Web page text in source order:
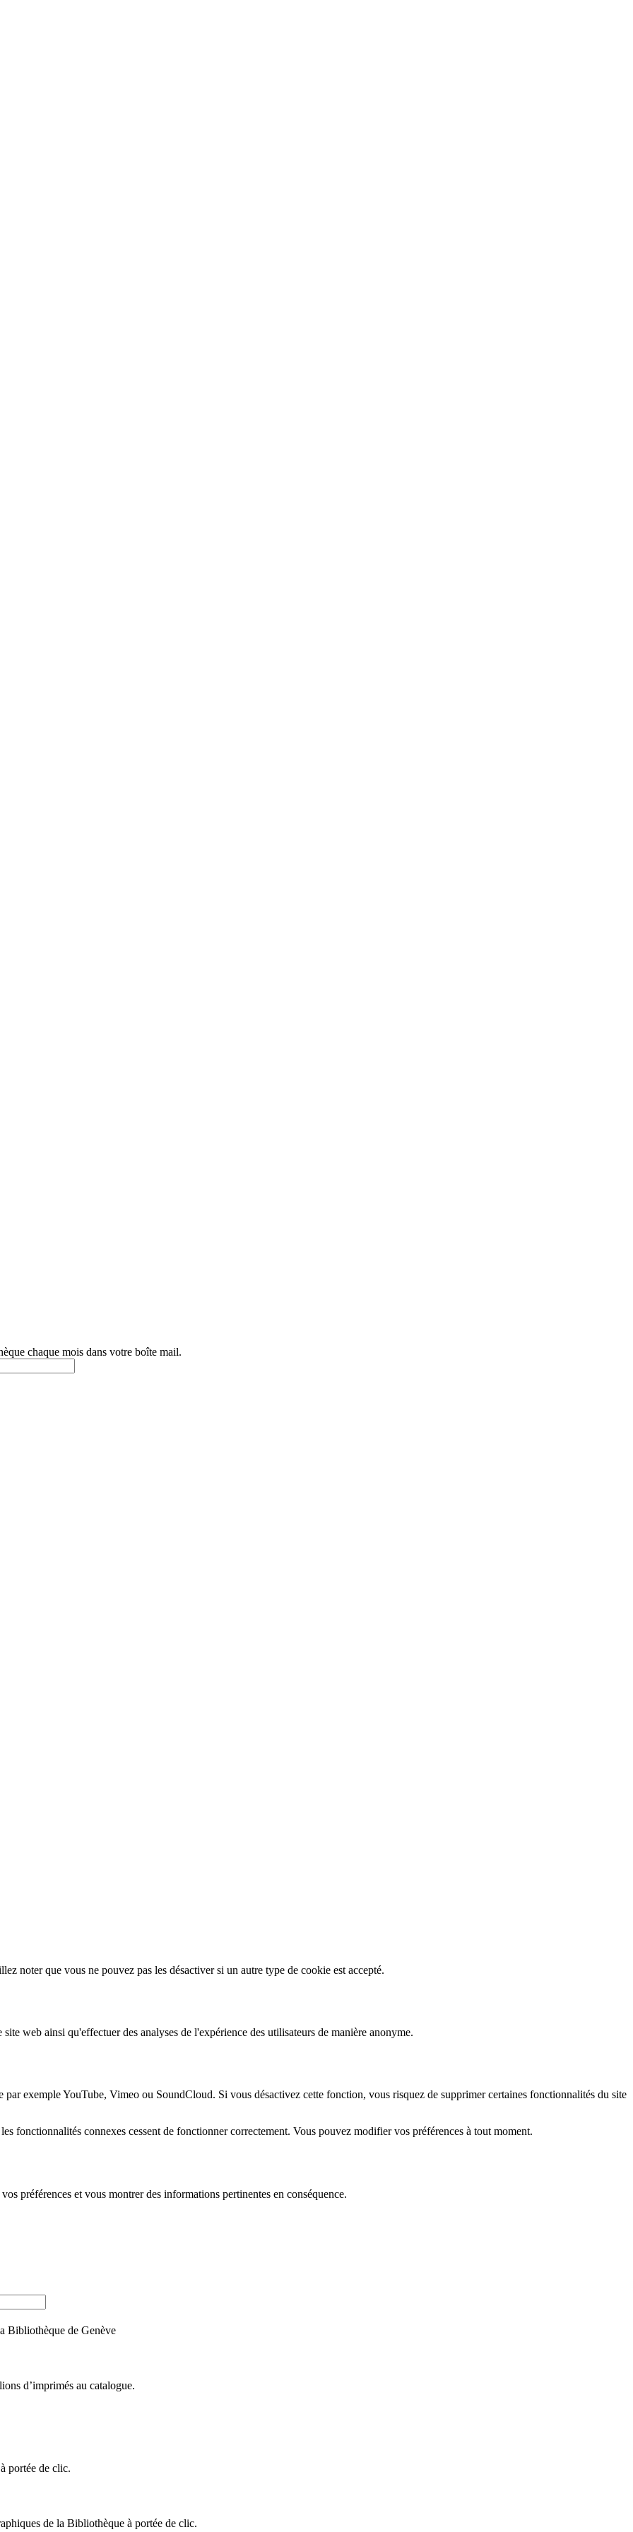
chaque mois dans votre boîte mail.
noter que vous ne pouvez pas les désactiver si un autre type de cookie est accepté.
web ainsi qu'effectuer des analyses de l'expérience des utilisateurs de manière anonyme.
exemple YouTube, Vimeo ou SoundCloud. Si vous désactivez cette fonction, vous risquez de supprimer certaines fonctionnalités du site
fonctionnalités connexes cessent de fonctionner correctement. Vous pouvez modifier vos préférences à tout moment.
préférences et vous montrer des informations pertinentes en conséquence.
Bibliothèque de Genève
d’imprimés au catalogue.
portée de clic.
de la Bibliothèque à portée de clic.